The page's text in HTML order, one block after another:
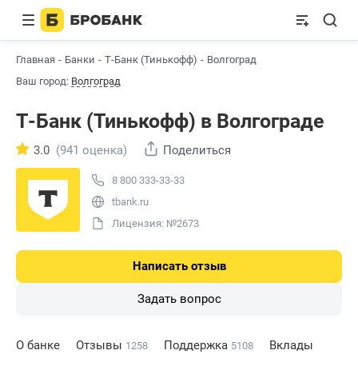
Главная Банки Т-Банк (Тинькофф)
Волгоград
Ваш город: Волгоград
Т-Банк (Тинькофф) в Волгограде
8 800 333-33-33
tbank.ru
Лицензия: №2673
3.0 (941 оценка) Поделиться
Написать отзыв
Задать вопрос
О банке Отзывы 1258 Поддержка 5108 Вклады